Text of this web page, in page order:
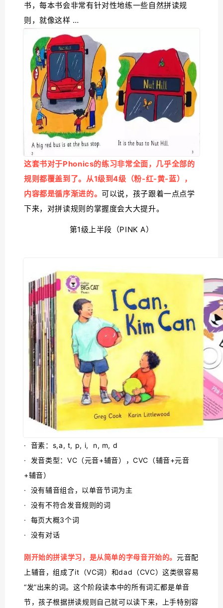
书，每本书会非常有针对性地练一些自然拼读规
则，就像这样 …
这套书对于Phonics的练习非常全面，几乎全部的
规则都覆盖到了。从1级到4级（粉-红-黄-蓝），
内容都是循序渐进的。可以说，孩子跟着一点点学
下来，对拼读规则的掌握度会大大提升。
第1级上半段（PINK A）
· 音素：s,a, t, p, i, n, m, d
· 发音类型：VC（元音+辅音），CVC（辅音+元音
+辅音）
· 没有辅音组合，以单音节词为主
· 没有不符合发音规则的词
· 每页大概3个词
· 没有对话
刚开始的拼读学习，是从简单的字母音开始的。 元音配
上辅音，组成了it（VC词）和dad（CVC）这类很容易
“发”出来的词。这个阶段读本中的所有词汇都是单音
节，孩子根据拼读规则自己就可以读下来，上手特别容